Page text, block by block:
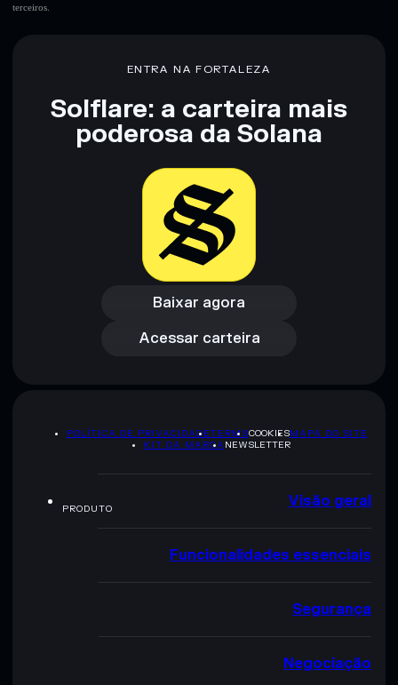
pesquisa. Dados fornecidos pelo rugcheck.xyz.
terceiros.
ENTRA NA FORTALEZA
Solflare: a carteira mais
poderosa da Solana
Baixar agora
Baixar agora
Acessar carteira
Acessar carteira
POLÍTICA DE PRIVACIDADETERMSCOOKIESMAPA DO SITE
KIT DA MARCA NEWSLETTER
PRODUTO Visão geral
Funcionalidades essenciais
Segurança
Negociação